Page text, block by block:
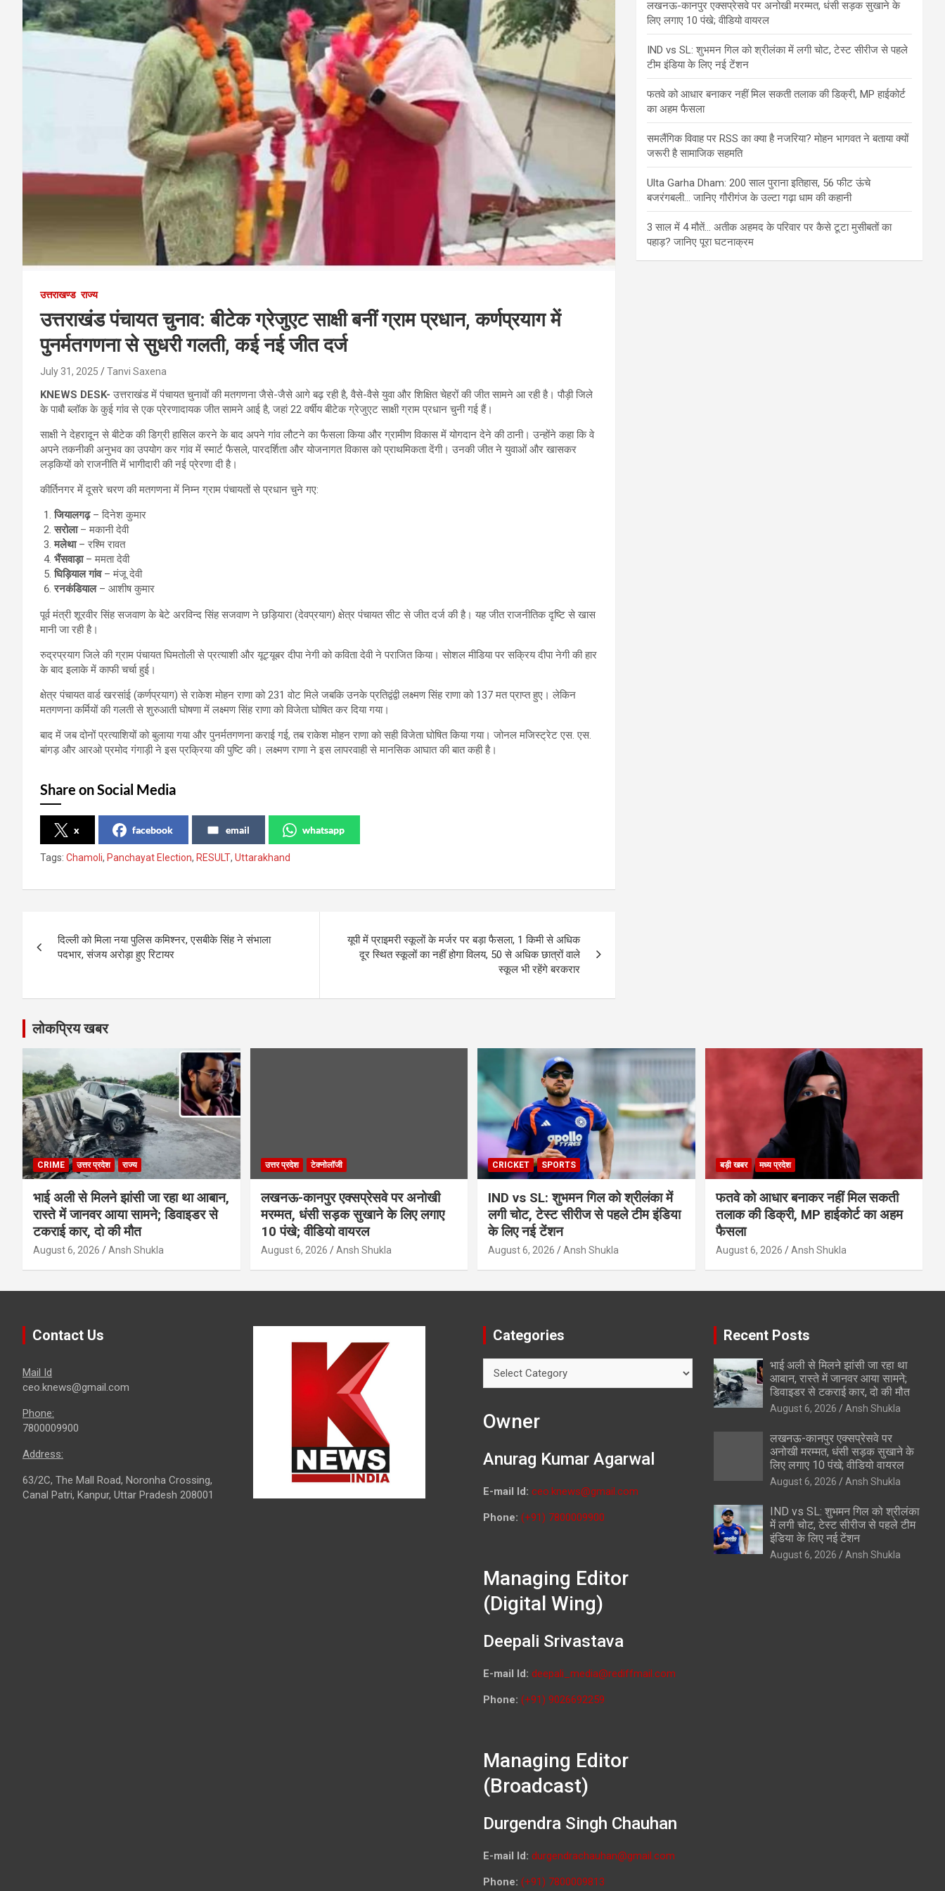
उत्तराखण्ड राज्य
उत्तराखंड पंचायत चुनाव: बीटेक ग्रेजुएट साक्षी बनीं ग्राम प्रधान, कर्णप्रयाग में
पुनर्मतगणना से सुधरी गलती, कई नई जीत दर्ज
July 31, 2025 Tanvi Saxena
KNEWS DESK-उत्तराखंड में पंचायत चुनावों की मतगणना जैसे-जैसे आगे बढ़ रही है, वैसे-वैसे युवा और शिक्षित चेहरों की जीत सामने आ रही है। पौड़ी जिले
के पाबौ ब्लॉक के कुई गांव से एक प्रेरणादायक जीत सामने आई है, जहां 22 वर्षीय बीटेक ग्रेजुएट साक्षी ग्राम प्रधान चुनी गई हैं।
साक्षी ने देहरादून से बीटेक की डिग्री हासिल करने के बाद अपने गांव लौटने का फैसला किया और ग्रामीण विकास में योगदान देने की ठानी। उन्होंने कहा कि वे
अपने तकनीकी अनुभव का उपयोग कर गांव में स्मार्ट फैसले, पारदर्शिता और योजनागत विकास को प्राथमिकता देंगी। उनकी जीत ने युवाओं और खासकर
लड़कियों को राजनीति में भागीदारी की नई प्रेरणा दी है।
कीर्तिनगर में दूसरे चरण की मतगणना में निम्न ग्राम पंचायतों से प्रधान चुने गए:
जियालगढ़– दिनेश कुमार
सरोला– मकानी देवी
मलेथा– रश्मि रावत
भैंसवाड़ा– ममता देवी
घिड़ियाल गांव– मंजू देवी
रनकंडियाल– आशीष कुमार
पूर्व मंत्री शूरवीर सिंह सजवाण के बेटे अरविन्द सिंह सजवाण ने छड़ियारा (देवप्रयाग) क्षेत्र पंचायत सीट से जीत दर्ज की है। यह जीत राजनीतिक दृष्टि से खास
मानी जा रही है।
रुद्रप्रयाग जिले की ग्राम पंचायत घिमतोली से प्रत्याशी और यूट्यूबर दीपा नेगी को कविता देवी ने पराजित किया। सोशल मीडिया पर सक्रिय दीपा नेगी की हार
के बाद इलाके में काफी चर्चा हुई।
क्षेत्र पंचायत वार्ड खरसांई (कर्णप्रयाग) से राकेश मोहन राणा को 231 वोट मिले जबकि उनके प्रतिद्वंद्वी लक्ष्मण सिंह राणा को 137 मत प्राप्त हुए। लेकिन
मतगणना कर्मियों की गलती से शुरुआती घोषणा में लक्ष्मण सिंह राणा को विजेता घोषित कर दिया गया।
बाद में जब दोनों प्रत्याशियों को बुलाया गया और पुनर्मतगणना कराई गई, तब राकेश मोहन राणा को सही विजेता घोषित किया गया। जोनल मजिस्ट्रेट एस. एस.
बांगड़ और आरओ प्रमोद गंगाड़ी ने इस प्रक्रिया की पुष्टि की। लक्ष्मण राणा ने इस लापरवाही से मानसिक आघात की बात कही है।
Share on Social Media
x facebook email whatsapp
Tags: Chamoli, Panchayat Election, RESULT, Uttarakhand
navigation
दिल्ली को मिला नया पुलिस कमिश्नर, एसबीके सिंह ने संभाला
पदभार, संजय अरोड़ा हुए रिटायर
यूपी में प्राइमरी स्कूलों के मर्जर पर बड़ा फैसला, 1 किमी से अधिक
दूर स्थित स्कूलों का नहीं होगा विलय, 50 से अधिक छात्रों वाले
स्कूल भी रहेंगे बरकरार
लखनऊ-कानपुर एक्सप्रेसवे पर अनोखी मरम्मत, धंसी सड़क सुखाने के
लिए लगाए 10 पंखे; वीडियो वायरल
IND vs SL: शुभमन गिल को श्रीलंका में लगी चोट, टेस्ट सीरीज से पहले
टीम इंडिया के लिए नई टेंशन
फतवे को आधार बनाकर नहीं मिल सकती तलाक की डिक्री, MP हाईकोर्ट
का अहम फैसला
समलैंगिक विवाह पर RSS का क्या है नजरिया? मोहन भागवत ने बताया क्यों
जरूरी है सामाजिक सहमति
Ulta Garha Dham: 200 साल पुराना इतिहास, 56 फीट ऊंचे
बजरंगबली… जानिए गौरीगंज के उल्टा गढ़ा धाम की कहानी
3 साल में 4 मौतें… अतीक अहमद के परिवार पर कैसे टूटा मुसीबतों का
पहाड़? जानिए पूरा घटनाक्रम
लोकप्रिय खबर
CRIME उत्तर प्रदेश राज्य
भाई अली से मिलने झांसी जा रहा था आबान,
रास्ते में जानवर आया सामने; डिवाइडर से
टकराई कार, दो की मौत
August 6, 2026 Ansh Shukla
उत्तर प्रदेश टेक्नोलॉजी
लखनऊ-कानपुर एक्सप्रेसवे पर अनोखी
मरम्मत, धंसी सड़क सुखाने के लिए लगाए
10 पंखे; वीडियो वायरल
August 6, 2026 Ansh Shukla
CRICKET SPORTS
IND vs SL: शुभमन गिल को श्रीलंका में
लगी चोट, टेस्ट सीरीज से पहले टीम इंडिया
के लिए नई टेंशन
August 6, 2026 Ansh Shukla
बड़ी खबर मध्य प्रदेश
फतवे को आधार बनाकर नहीं मिल सकती
तलाक की डिक्री, MP हाईकोर्ट का अहम
फैसला
August 6, 2026 Ansh Shukla
Contact Us
Mail Id
ceo.knews@gmail.com
Phone:
7800009900
Address:
63/2C, The Mall Road, Noronha Crossing,
Canal Patri, Kanpur, Uttar Pradesh 208001
Categories
Owner
Anurag Kumar Agarwal
E-mail Id: ceo.knews@gmail.com
Phone: (+91) 7800009900
Managing Editor
(Digital Wing)
Deepali Srivastava
E-mail Id: deepali_media@rediffmail.com
Phone: (+91) 9026692259
Managing Editor
(Broadcast)
Durgendra Singh Chauhan
E-mail Id: durgendrachauhan@gmail.com
Phone: (+91) 7800009813
Recent Posts
भाई अली से मिलने झांसी जा रहा था
आबान, रास्ते में जानवर आया सामने;
डिवाइडर से टकराई कार, दो की मौत
August 6, 2026 Ansh Shukla
लखनऊ-कानपुर एक्सप्रेसवे पर
अनोखी मरम्मत, धंसी सड़क सुखाने के
लिए लगाए 10 पंखे; वीडियो वायरल
August 6, 2026 Ansh Shukla
IND vs SL: शुभमन गिल को श्रीलंका
में लगी चोट, टेस्ट सीरीज से पहले टीम
इंडिया के लिए नई टेंशन
August 6, 2026 Ansh Shukla